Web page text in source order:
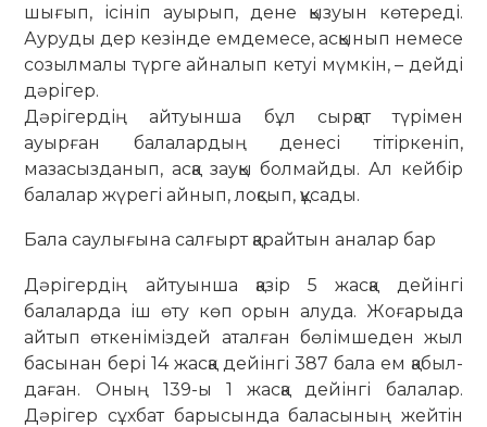
шығып, ісініп ауырып, дене қызуын көтереді.
Ауруды дер кезінде емдемесе, асқынып немесе
созылмалы түрге айналып кетуі мүмкін, – дейді
дәрігер.
Дәрігердің айтуынша бұл сырқат түрімен
ауырған балалардың денесі тітіркеніп,
мазасызданып, асқа зауқы болмайды. Ал кейбір
балалар жүрегі айнып, лоқсып, құсады.
Бала саулығына салғырт қарайтын аналар бар
Дәрігердің айтуынша қазір 5 жасқа дейінгі
балаларда іш өту көп орын алуда. Жоғарыда
айтып өткеніміздей атал­ған бөлімшеден жыл
басынан бері 14 жасқа дейінгі 387 бала ем қабыл­
даған. Оның 139-ы 1 жасқа дейінгі балалар.
Дәрігер сұхбат барысында баласының жейтін